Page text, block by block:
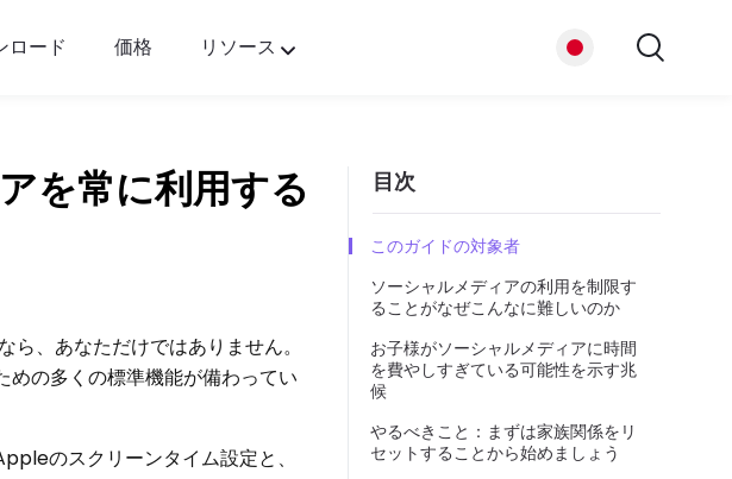
ロード 価格 リソース
を常に利用する
、あなただけではありません。
の多くの標準機能が備わってい
のスクリーンタイム設定と、
目次
このガイドの対象者
ソーシャルメディアの利用を制限す
ることがなぜこんなに難しいのか
お子様がソーシャルメディアに時間
を費やしすぎている可能性を示す兆
候
やるべきこと：まずは家族関係をリ
セットすることから始めましょう